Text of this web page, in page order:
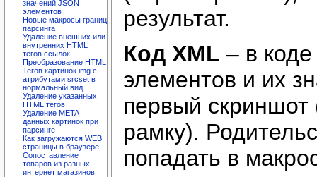
значений JSON
элементов
Новые макросы границ
парсинга
Удаление внешних или
внутренних HTML
тегов ссылок
Преобразование HTML
Тегов картинок img с
атрибутами srcset в
нормальный вид
Удаление указанных
HTML тегов
Удаление META
данных картинок при
парсинге
Как загружаются WEB
страницы в браузере
Сопоставление
товаров из разных
интернет магазинов
результат.
Код XML – в
элементов и их
первый
рамку).
попадать в